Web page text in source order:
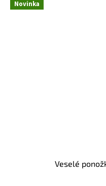
Novinka
Veselé